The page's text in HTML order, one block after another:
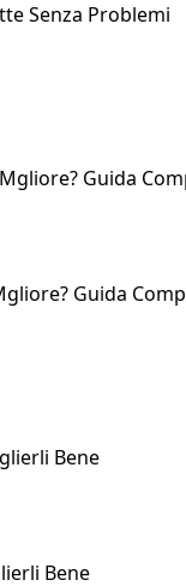
Senza Problemi
Guida
Bene